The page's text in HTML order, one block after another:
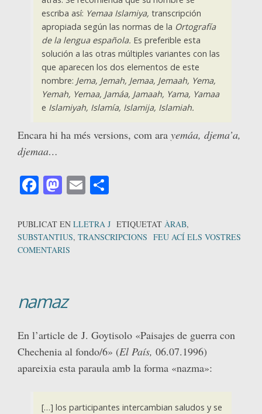
escriba así: Yemaa Islamiya, transcripción
apropiada según las normas de la Ortografía
de la lengua española. Es preferible esta
solución a las otras múltiples variantes con las
que aparecen los dos elementos de este
nombre: Jema, Jemah, Jemaa, Jemaah, Yema,
Yemah, Yemaa, Jamáa, Jamaah, Yama, Yamaa
e Islamiyah, Islamía, Islamija, Islamiah.
Encara hi ha més versions, com ara yemáa, djema’a,
djemaa…
Facebook
Mastodon
Email
PUBLICAT EN LLETRA J ETIQUETAT ÀRAB,
SUBSTANTIUS, TRANSCRIPCIONS FEU ACÍ ELS VOSTRES
COMENTARIS
namaz
En l’article de J. Goytisolo «Paisajes de guerra con
Chechenia al fondo/6» (El País, 06.07.1996)
apareixia esta paraula amb la forma «nazma»:
[…] los participantes intercambian saludos y se